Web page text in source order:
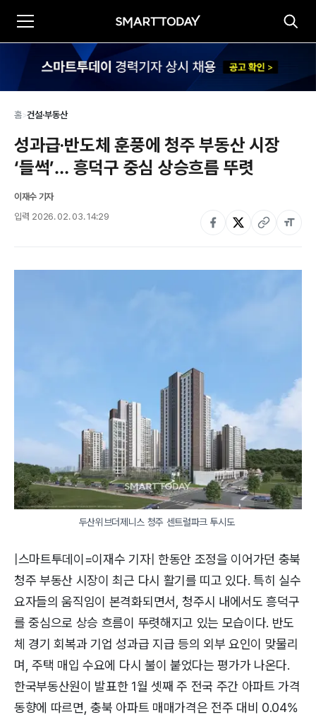
홈>건설·부동산
성과급·반도체 훈풍에 청주 부동산 시장
‘들썩’… 흥덕구 중심 상승흐름 뚜렷
이재수 기자
입력 2026. 02. 03. 14:29
두산위브더제니스 청주 센트럴파크 투시도
|스마트투데이=이재수 기자| 한동안 조정을 이어가던 충북
청주 부동산 시장이 최근 다시 활기를 띠고 있다. 특히 실수
요자들의 움직임이 본격화되면서, 청주시 내에서도 흥덕구
를 중심으로 상승 흐름이 뚜렷해지고 있는 모습이다. 반도
체 경기 회복과 기업 성과급 지급 등의 외부 요인이 맞물리
며, 주택 매입 수요에 다시 불이 붙었다는 평가가 나온다.
한국부동산원이 발표한 1월 셋째 주 전국 주간 아파트 가격
동향에 따르면, 충북 아파트 매매가격은 전주 대비 0.04%